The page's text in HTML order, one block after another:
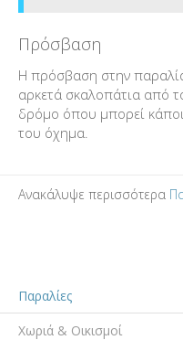
Πρόσβαση
Η πρόσβαση στην παραλία
αρκετά σκαλοπάτια από
δρόμο όπου μπορεί
του όχημα.
Ανακάλυψε περισσότερα
Παραλίες
Χωριά & Οικισμοί